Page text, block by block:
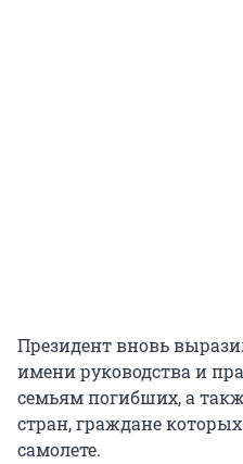
Президент вновь
имени руководства и
семьям погибших, а
стран, граждане
самолете.